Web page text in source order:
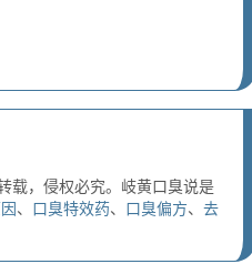
载，侵权必究。岐黄口臭说是
、 口臭特效药、 口臭偏方、 去